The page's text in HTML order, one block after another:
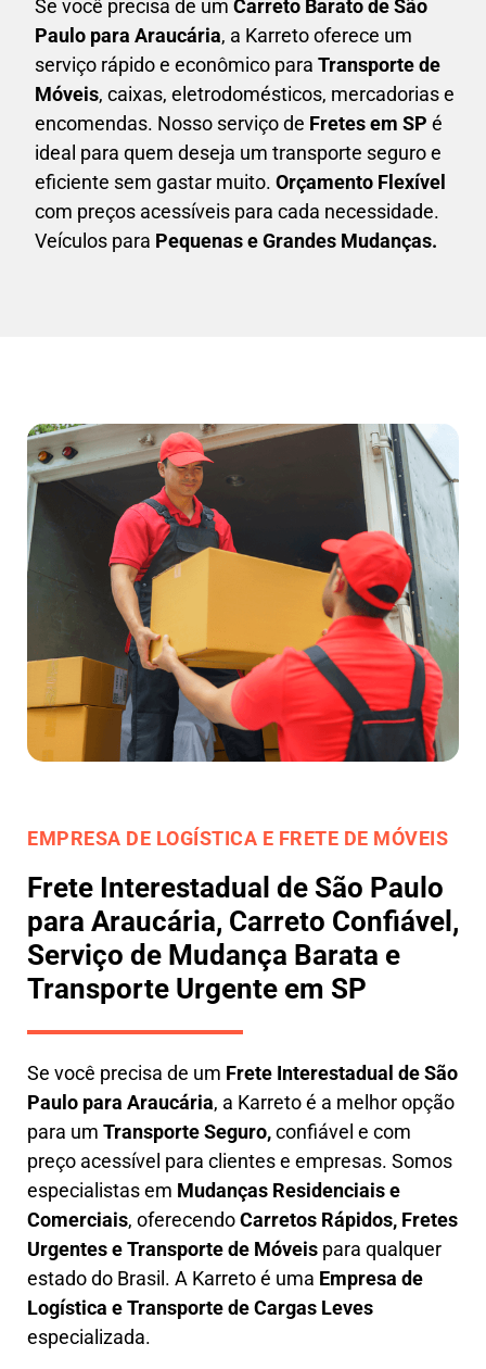
Se você precisa de um Carreto Baratode São
Paulo para Araucária, a Karreto oferece um
serviço rápido e econômico para Transporte de
Móveis, caixas, eletrodomésticos, mercadorias e
encomendas. Nosso serviço de Fretes em SP é
ideal para quem deseja um transporte seguro e
eficiente sem gastar muito. Orçamento Flexível
com preços acessíveis para cada necessidade.
Veículos para Pequenas e Grandes Mudanças.
EMPRESA DE LOGÍSTICA E FRETE DE MÓVEIS
Frete Interestadual de São Paulo
para Araucária, Carreto Confiável,
Serviço de Mudança Barata e
Transporte Urgente em SP
Se você precisa de um Frete Interestadual de São
Paulo para Araucária, a Karreto é a melhor opção
para um Transporte Seguro,confiável e com
preço acessível para clientes e empresas. Somos
especialistas em Mudanças Residenciais e
Comerciais, oferecendoCarretos Rápidos, Fretes
Urgentes e Transporte de Móveis para qualquer
estado do Brasil. A Karretoé uma Empresa de
Logística e Transporte de Cargas Leves
especializada.